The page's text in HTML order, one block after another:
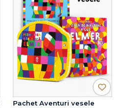
Pachet Aventuri vesele